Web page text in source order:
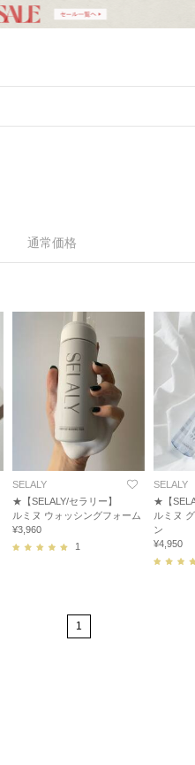
通常価格
SELALY
★【SELALY/セラリー】
ルミヌ ウォッシングフォーム
¥3,960
1
SELALY
★【
ルミヌ
ン
¥4,950
1